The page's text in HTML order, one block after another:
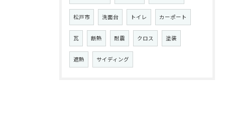
松戸市 洗面台 トイレ カーポート
瓦 断熱 耐震 クロス 塗装
遮熱 サイディング